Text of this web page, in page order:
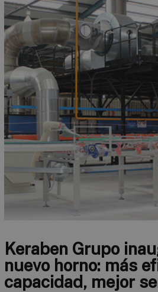
Keraben Grupo
nuevo horno: más
capacidad, mejor